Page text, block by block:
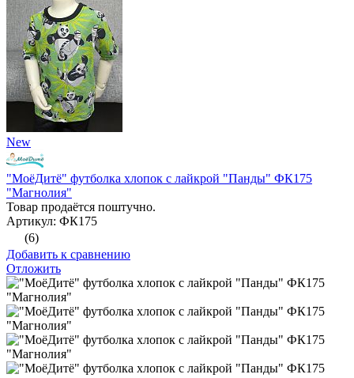
New
"МоёДитё" футболка хлопок с лайкрой "Панды" ФК175
"Магнолия"
Товар продаётся поштучно.
Артикул: ФК175
(6)
Добавить к сравнению
Отложить